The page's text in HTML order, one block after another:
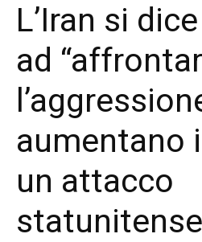
L’Iran si
ad
aumentano
un attacco
statunitense